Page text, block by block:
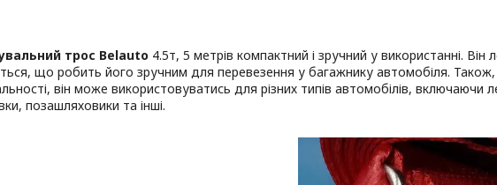
трос Belauto 4.5т, 5 метрів компактний і зручний у використанні. Він
що робить його зручним для перевезення у багажнику автомобіля. Також,
він може використовуватись для різних типів автомобілів, включаючи
позашляховики та інші.